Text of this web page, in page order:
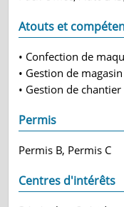
Atouts et
• Confection de
• Gestion de
• Gestion de chantier
Permis
Permis B, Permis C
Centres d'intérêts